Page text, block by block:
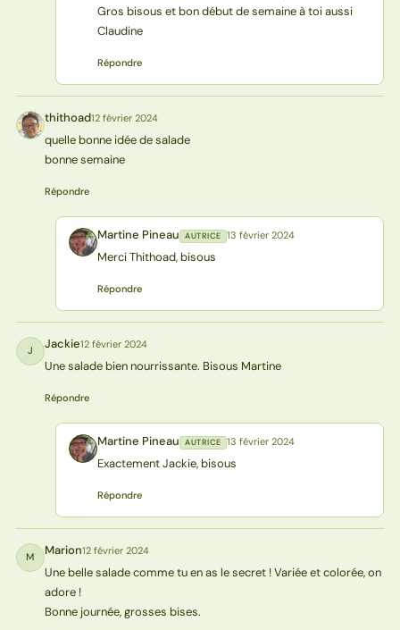
Gros bisous et bon début de semaine à toi aussi
Claudine
Répondre
T thithoad12 février 2024
quelle bonne idée de salade
bonne semaine
Répondre
MP Martine Pineau AUTRICE 13 février 2024
Merci Thithoad, bisous
Répondre
J Jackie12 février 2024
Une salade bien nourrissante. Bisous Martine
Répondre
MP Martine Pineau AUTRICE 13 février 2024
Exactement Jackie, bisous
Répondre
M Marion12 février 2024
Une belle salade comme tu en as le secret ! Variée et colorée, on
adore !
Bonne journée, grosses bises.